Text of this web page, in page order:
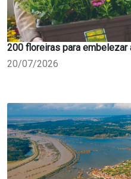
200 floreiras para embelezar
20/07/2026